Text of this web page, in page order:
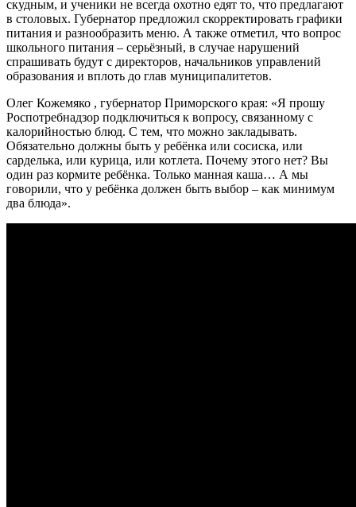
скудным, и ученики не всегда охотно едят то, что предлагают
в столовых. Губернатор предложил скорректировать графики
питания и разнообразить меню. А также отметил, что вопрос
школьного питания – серьёзный, в случае нарушений
спрашивать будут с директоров, начальников управлений
образования и вплоть до глав муниципалитетов.
Олег Кожемяко , губернатор Приморского края: «Я прошу
Роспотребнадзор подключиться к вопросу, связанному с
калорийностью блюд. С тем, что можно закладывать.
Обязательно должны быть у ребёнка или сосиска, или
сарделька, или курица, или котлета. Почему этого нет? Вы
один раз кормите ребёнка. Только манная каша… А мы
говорили, что у ребёнка должен быть выбор – как минимум
два блюда».